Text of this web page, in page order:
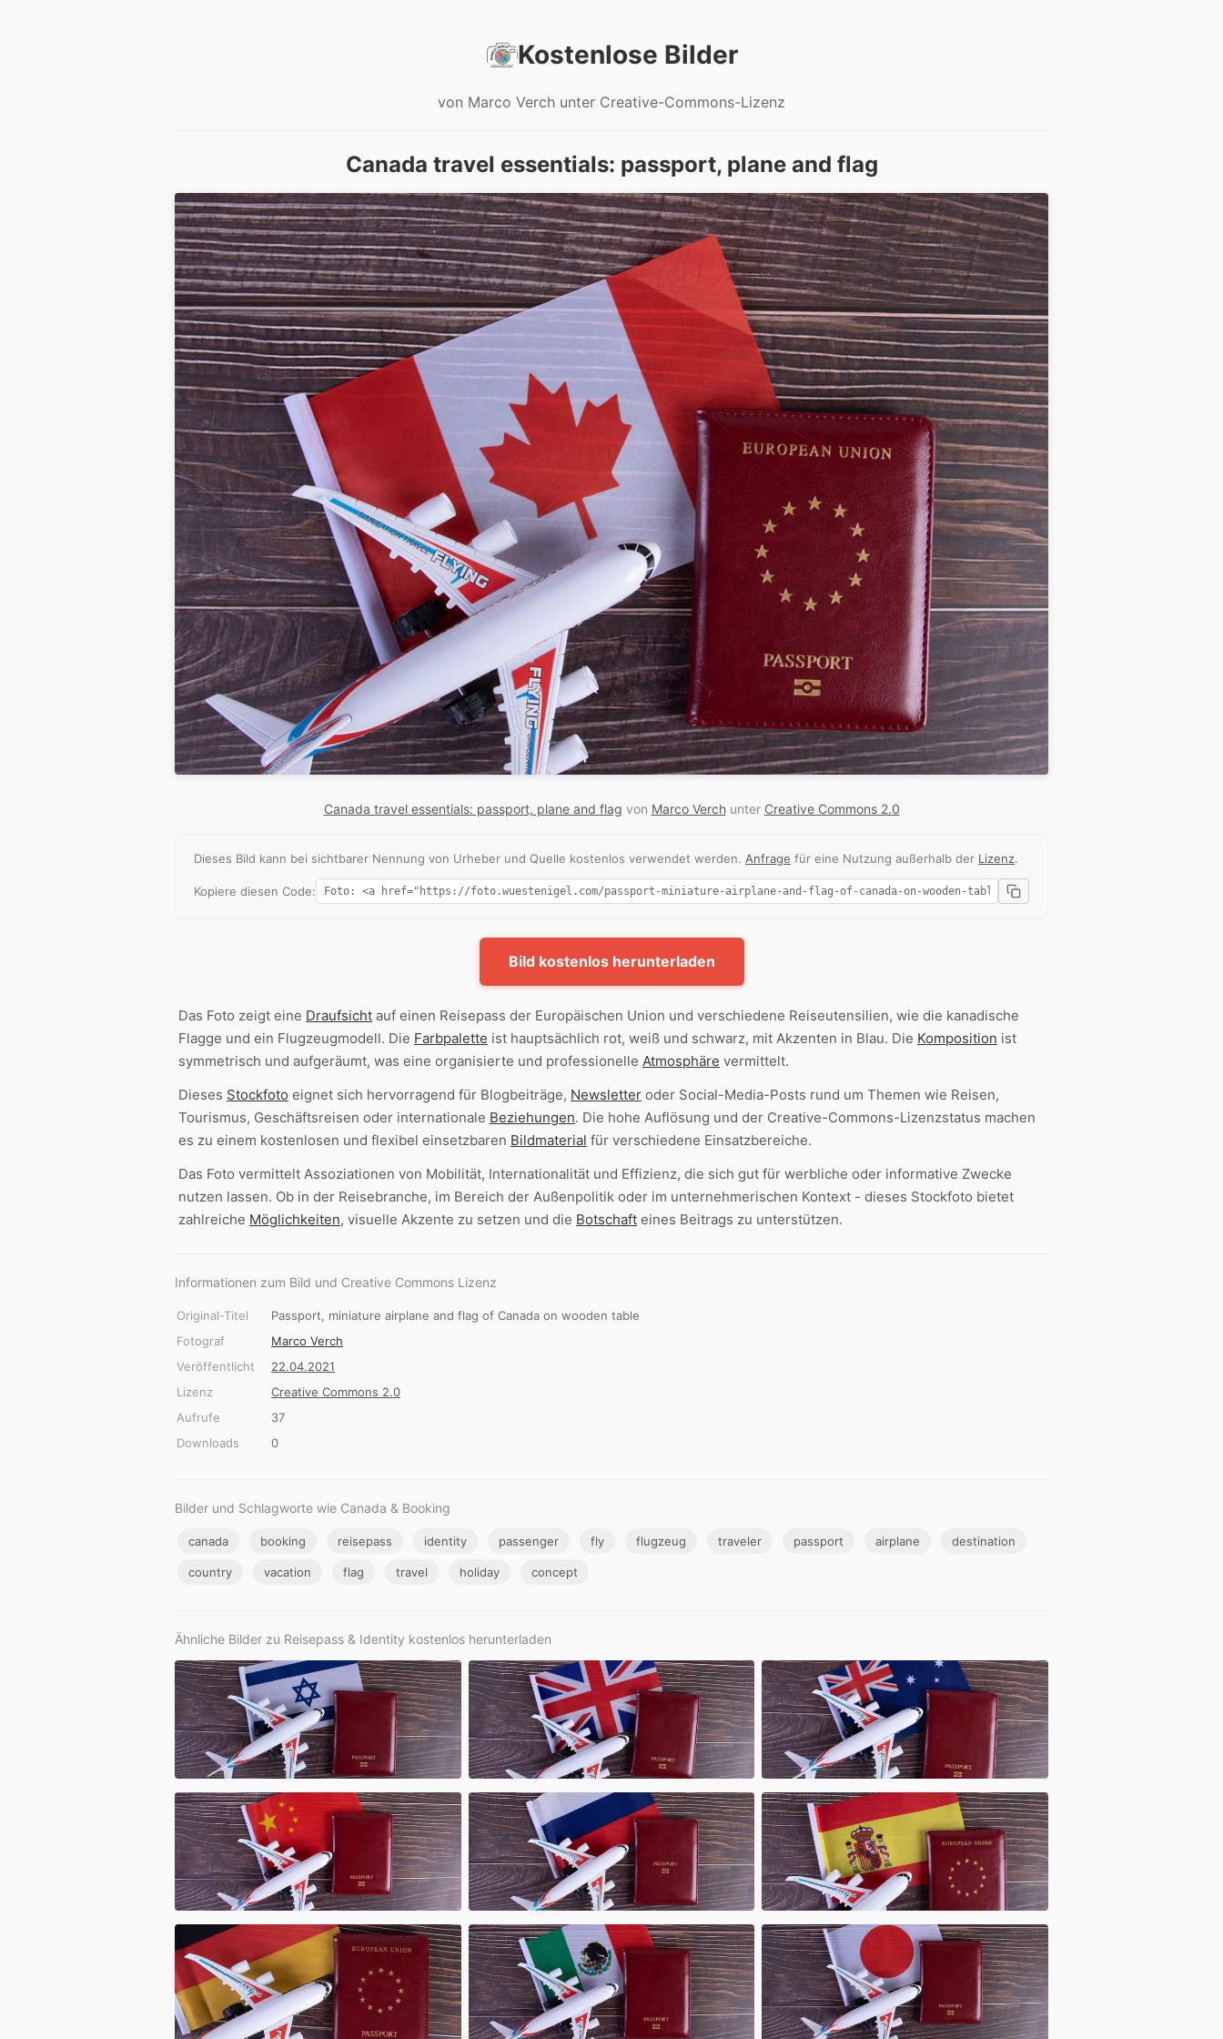
Kostenlose Bilder
von Marco Verch unter Creative-Commons-Lizenz
Canada travel essentials: passport, plane and flag
Canada travel essentials: passport, plane and flag von Marco Verchunter Creative Commons 2.0
Dieses Bild kann bei sichtbarer Nennung von Urheber und Quelle kostenlos verwendet werden. Anfrage für eine Nutzung außerhalb der Lizenz.
Kopiere diesen Code:
Bild kostenlos herunterladen
Das Foto zeigt eine Draufsicht auf einen Reisepass der Europäischen Union und verschiedene Reiseutensilien, wie die kanadische
Flagge und ein Flugzeugmodell. Die Farbpalette ist hauptsächlich rot, weiß und schwarz, mit Akzenten in Blau. Die Komposition ist
symmetrisch und aufgeräumt, was eine organisierte und professionelle Atmosphäre vermittelt.
Dieses Stockfoto eignet sich hervorragend für Blogbeiträge, Newsletter oder Social-Media-Posts rund um Themen wie Reisen,
Tourismus, Geschäftsreisen oder internationale Beziehungen. Die hohe Auflösung und der Creative-Commons-Lizenzstatus machen
es zu einem kostenlosen und flexibel einsetzbaren Bildmaterial für verschiedene Einsatzbereiche.
Das Foto vermittelt Assoziationen von Mobilität, Internationalität und Effizienz, die sich gut für werbliche oder informative Zwecke
nutzen lassen. Ob in der Reisebranche, im Bereich der Außenpolitik oder im unternehmerischen Kontext - dieses Stockfoto bietet
zahlreiche Möglichkeiten, visuelle Akzente zu setzen und die Botschaft eines Beitrags zu unterstützen.
Informationen zum Bild und Creative Commons Lizenz
Original-Titel
Passport, miniature airplane and flag of Canada on wooden table
Fotograf
Marco Verch
Veröffentlicht
22.04.2021
Lizenz
Creative Commons 2.0
Aufrufe
37
Downloads
0
Bilder und Schlagworte wie Canada & Booking
canada booking reisepass identity passenger fly flugzeug traveler passport airplane destination
country vacation flag travel holiday concept
Ähnliche Bilder zu Reisepass & Identity kostenlos herunterladen